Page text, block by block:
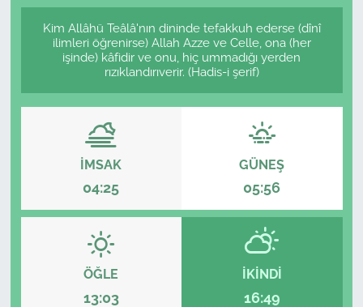
Kim Allâhü Teâlâ'nın dininde tefakkuh ederse (dînî
ilimleri öğrenirse) Allah Azze ve Celle, ona (her
işinde) kâfidir ve onu, hiç ummadığı yerden
rızıklandırıverir. (Hadis-i şerif)
İMSAK
04:25
GÜNEŞ
05:56
ÖĞLE
13:03
İKINDI
16:49